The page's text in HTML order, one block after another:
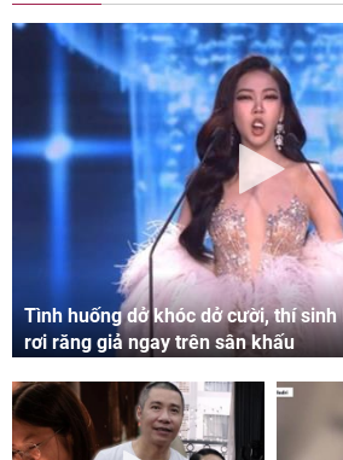
Tình huống dở khóc dở cười, thí sinh
rơi răng giả ngay trên sân khấu